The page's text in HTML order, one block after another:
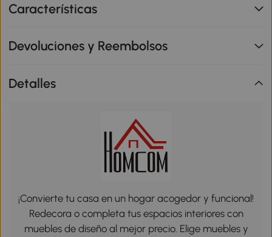
Características
Devoluciones y Reembolsos
Detalles
¡Convierte tu casa en un hogar acogedor y funcional!
Redecora o completa tus espacios interiores con
muebles de diseño al mejor precio. Elige muebles y